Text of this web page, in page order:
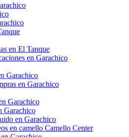
en El Tanque
en Garachico
Garachico
en Garachico
Garachico
Garachico
en Garachico
en camello Camello Center